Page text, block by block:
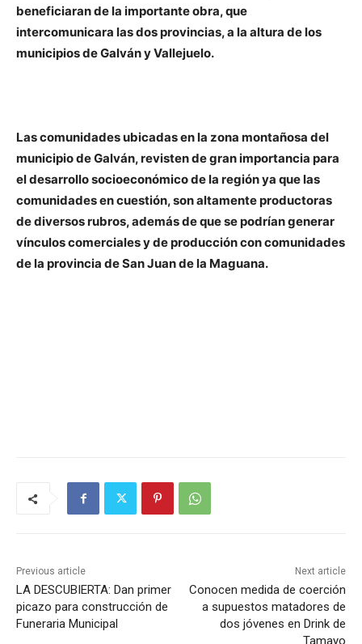
beneficiaran de la importante obra, que
intercomunicara las dos provincias, a la altura de los
municipios de Galván y Vallejuelo.
Las comunidades ubicadas en la zona montañosa del
municipio de Galván, revisten de gran importancia para
el desarrollo socioeconómico de la región ya que las
comunidades en cuestión, son altamente productoras
de diversos rubros, además de que se podrían generar
vínculos comerciales y de producción con comunidades
de la provincia de San Juan de la Maguana.
Previous article
LA DESCUBIERTA: Dan primer
picazo para construcción de
Funeraria Municipal
Next article
Conocen medida de coerción
a supuestos matadores de
dos jóvenes en Drink de
Tamayo